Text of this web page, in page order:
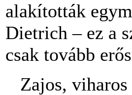
alakították
Dietrich – ez a
csak tovább
Zajos, viharos